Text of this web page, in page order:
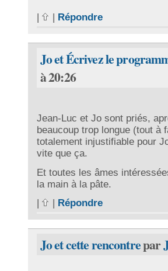
| | Répondre
Jo et Écrivez le
à 20:26
Jean-Luc et Jo sont priés,
beaucoup trop longue (tout à
totalement injustifiable pour
vite que ça.
Et toutes les âmes
la main à la pâte.
Répondre
Jo et cette rencontrepar